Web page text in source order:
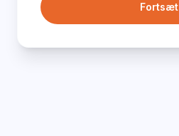
Fortsæt